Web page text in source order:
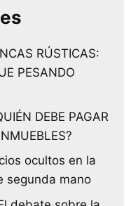
RÚSTICAS:
PESANDO
DEBE PAGAR
ocultos en la
segunda mano